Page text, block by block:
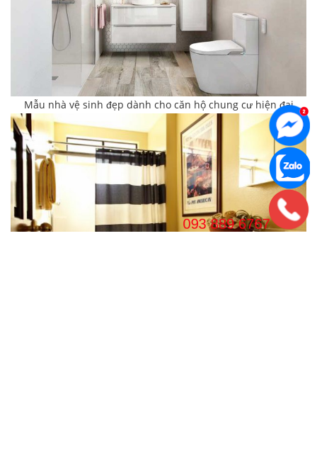
Mẫu nhà vệ sinh đẹp dành cho căn hộ chung cư hiện đại